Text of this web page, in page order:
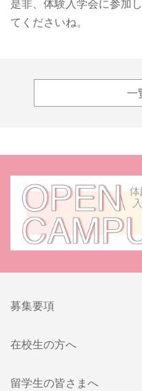
是非、体験入学会に参加
てくださいね。
一
募集要項
在校生の方へ
留学生の皆さまへ